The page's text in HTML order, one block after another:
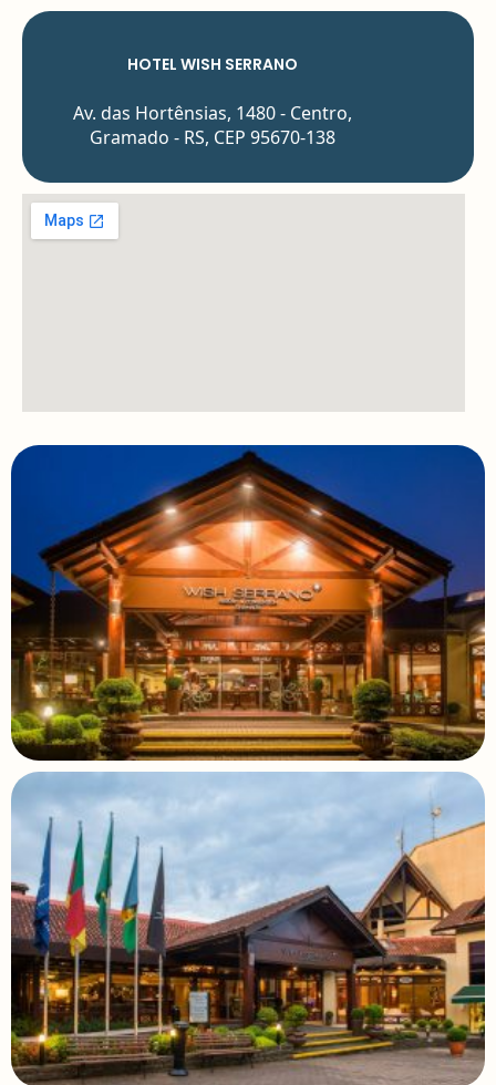
HOTEL WISH SERRANO
Av. das Hortênsias, 1480 - Centro,
Gramado - RS, CEP 95670-138